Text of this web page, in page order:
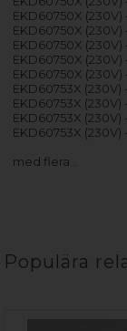
EKD60750X (230V)
EKD60750X
EKD60750X (230V)
EKD60750X (230V)
EKD60750X (230V)
EKD60753X (230V)
EKD60753X (230V)
EKD60753X (230V)
EKD60753X (230V)
med flera…
Populära